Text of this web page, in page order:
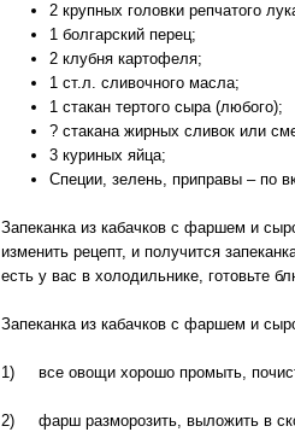
2 крупных головки репчатого
1 болгарский перец;
2 клубня картофеля;
1 ст.л. сливочного масла;
1 стакан тертого сыра (любого);
? стакана жирных сливок или
3 куриных яйца;
Специи, зелень, приправы – по
Запеканка из кабачков с фаршем и
изменить рецепт, и получится
есть у вас в холодильнике, готовьте
Запеканка из кабачков с фаршем и
1) все овощи хорошо промыть,
2) фарш разморозить, выложить в